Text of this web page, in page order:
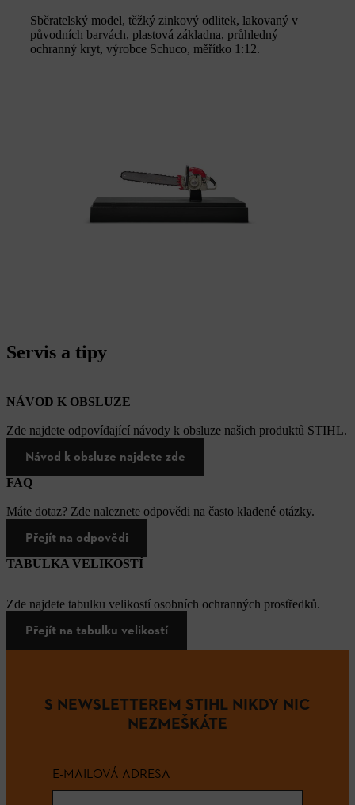
Sběratelský model, těžký zinkový odlitek, lakovaný v
původních barvách, plastová základna, průhledný
ochranný kryt, výrobce Schuco, měřítko 1:12.
Servis a tipy
NÁVOD K OBSLUZE
Zde najdete odpovídající návody k obsluze našich produktů STIHL.
Návod k obsluze najdete zde
FAQ
Máte dotaz? Zde naleznete odpovědi na často kladené otázky.
Přejít na odpovědi
TABULKA VELIKOSTÍ
Zde najdete tabulku velikostí osobních ochranných prostředků.
Přejít na tabulku velikostí
S NEWSLETTEREM STIHL NIKDY NIC
NEZMEŠKÁTE
E-MAILOVÁ ADRESA